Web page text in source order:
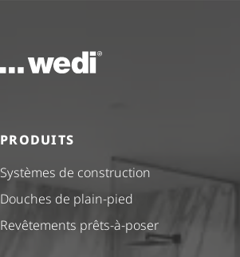
Vers la page d'accueil
PRODUITS
Systèmes de construction
Douches de plain-pied
Revêtements prêts-à-poser